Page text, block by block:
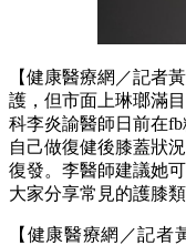
【健康醫療網／記者
護，但市面上琳瑯滿
科李炎諭醫師日前在
自己做復健後膝蓋狀
復發。李醫師建議她
大家分享常見的護膝
【健康醫療網／記